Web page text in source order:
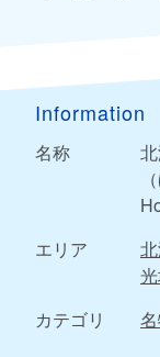
Information
名称
エリア
カテゴリ